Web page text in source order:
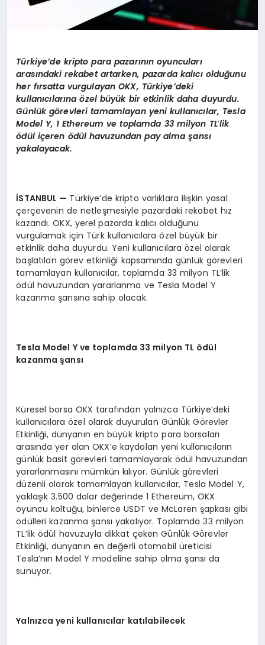
Türkiye’de kripto para pazarının oyuncuları
arasındaki rekabet artarken, pazarda kalıcı olduğunu
her fırsatta vurgulayan OKX, Türkiye’deki
kullanıcılarınaözel büyük bir etkinlik daha duyurdu.
Günlük görevleri tamamlayan yeni kullanıcılar, Tesla
Model Y, 1 Ethereum ve toplamda 33 milyon TL’lik
ödül içeren ödül havuzundan pay alma şansı
yakalayacak.
İSTANBUL — Türkiye’de kripto varlıklara ilişkin yasal
çerçevenin de netleşmesiyle pazardaki rekabet hız
kazandı. OKX, yerel pazarda kalıcı olduğunu
vurgulamak için Türk kullanıcılara özel büyük bir
etkinlik daha duyurdu. Yeni kullanıcılara özel olarak
başlatılan görev etkinliği kapsamında günlük görevleri
tamamlayan kullanıcılar, toplamda 33 milyon TL’lik
ödül havuzundan yararlanma ve Tesla Model Y
kazanma şansına sahip olacak.
Tesla Model Y ve toplamda 33 milyon TL ödül
kazanma şansı
Küresel borsa OKX tarafından yalnızca Türkiye’deki
kullanıcılara özel olarak duyurulan Günlük Görevler
Etkinliği, dünyanın en büyük kripto para borsaları
arasında yer alan OKX’e kaydolan yeni kullanıcıların
günlük basit görevleri tamamlayarak ödül havuzundan
yararlanmasını mümkün kılıyor. Günlük görevleri
düzenli olarak tamamlayan kullanıcılar, Tesla Model Y,
yaklaşık 3.500 dolar değerinde 1 Ethereum, OKX
oyuncu koltuğu, binlerce USDT ve McLaren şapkası gibi
ödülleri kazanma şansı yakalıyor. Toplamda 33 milyon
TL’lik ödül havuzuyla dikkat çeken Günlük Görevler
Etkinliği, dünyanın en değerli otomobil üreticisi
Tesla’nın Model Y modeline sahip olma şansı da
sunuyor.
Yalnızca yeni kullanıcılar katılabilecek